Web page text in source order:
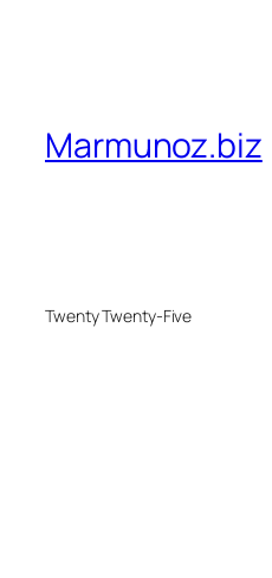
Marmunoz.biz
Twenty Twenty-Five